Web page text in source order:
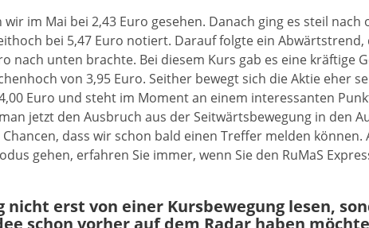
wir im Mai bei 2,43 Euro gesehen. Danach ging es steil
bei 5,47 Euro notiert. Darauf folgte ein Abwärtstrend,
nach unten brachte. Bei diesem Kurs gab es eine kräftige
von 3,95 Euro. Seither bewegt sich die Aktie eher
Euro und steht im Moment an einem interessanten
jetzt den Ausbruch aus der Seitwärtsbewegung in den
dass wir schon bald einen Treffer melden können.
gehen, erfahren Sie immer, wenn Sie den RuMaS
nicht erst von einer Kursbewegung lesen,